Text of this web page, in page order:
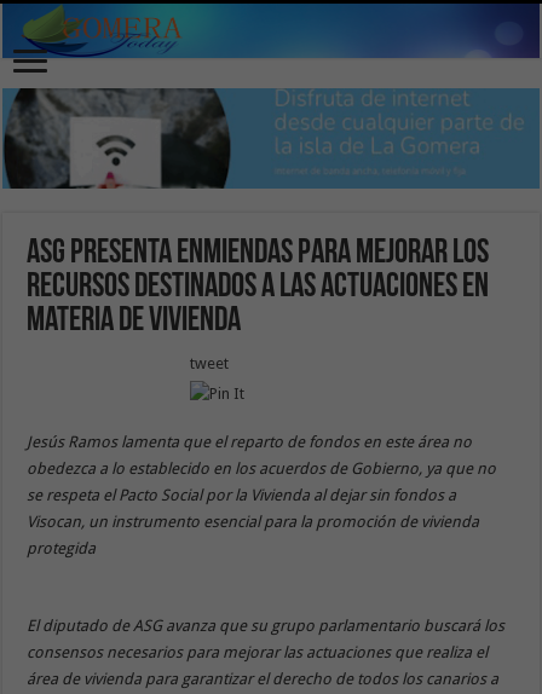
ASG presenta enmiendas para mejorar los
recursos destinados a las actuaciones en
materia de vivienda
tweet
Jesús Ramos lamenta que el reparto de fondos en este área no
obedezca a lo establecido en los acuerdos de Gobierno, ya que no
se respeta el Pacto Social por la Vivienda al dejar sin fondos a
Visocan, un instrumento esencial para la promoción de vivienda
protegida
El diputado de ASG avanza que su grupo parlamentario buscará los
consensos necesarios para mejorar las actuaciones que realiza el
área de vivienda para garantizar el derecho de todos los canarios a